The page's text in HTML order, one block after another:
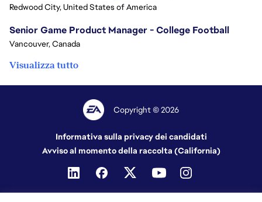
Redwood City, United States of America
Senior Game Product Manager - College Football
Vancouver, Canada
Visualizza tutto
Copyright © 2026
Informativa sulla privacy dei candidati
Avviso al momento della raccolta (California)